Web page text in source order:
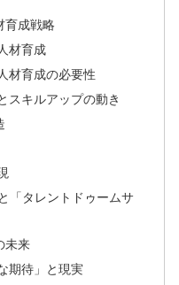
育成戦略
材育成
材育成の必要性
スキルアップの動き
「タレントドゥームサ
未来
期待」と現実